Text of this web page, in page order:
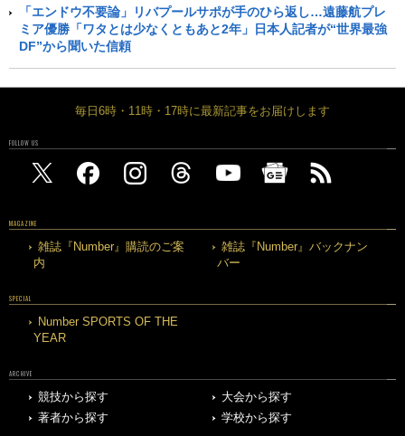
「エンドウ不要論」リバプールサポが手のひら返し…遠藤航プレ
ミア優勝「ワタとは少なくともあと2年」日本人記者が“世界最強
DF”から聞いた信頼
毎日6時・11時・17時に最新記事をお届けします
FOLLOW US
MAGAZINE
雑誌『Number』購読のご案
内
雑誌『Number』バックナン
バー
SPECIAL
Number SPORTS OF THE
YEAR
ARCHIVE
競技から探す
大会から探す
著者から探す
学校から探す